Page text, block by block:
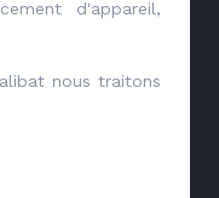
d'appareil,
nous traitons